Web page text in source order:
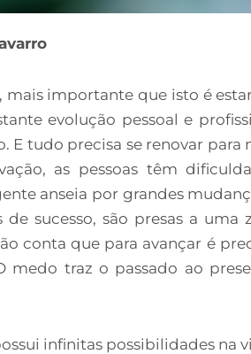
importante que isto é
evolução pessoal e
E tudo precisa se renovar para
as pessoas têm
anseia por grandes
sucesso, são presas a uma
conta que para avançar é
traz o passado ao
infinitas possibilidades na